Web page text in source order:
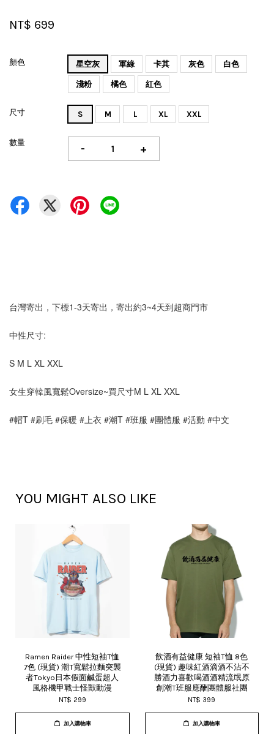
NT$ 699
顏色 星空灰 軍綠 卡其 灰色 白色
淺粉 橘色 紅色
尺寸 S M L XL XXL
數量 - +
台灣寄出，下標1-3天寄出，寄出約3~4天到超商門市
中性尺寸:
S M L XL XXL
女生穿韓風寬鬆Oversize~買尺寸M L XL XXL
#帽T #刷毛 #保暖 #上衣 #潮T #班服 #團體服 #活動 #中文
YOU MIGHT ALSO LIKE
Ramen Raider 中性短袖T恤
7色 (現貨) 潮T寬鬆拉麵突襲
者Tokyo日本假面鹹蛋超人
風格機甲戰士怪獸動漫
NT$ 299
加入購物車
飲酒有益健康 短袖T恤 8色
(現貨) 趣味紅酒滴酒不沾不
勝酒力喜歡喝酒酒精流氓原
創潮T班服應酬團體服社團
NT$ 399
加入購物車